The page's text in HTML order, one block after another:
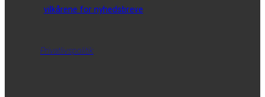
vilkårene for nyhedsbreve
Privatlivspolitik